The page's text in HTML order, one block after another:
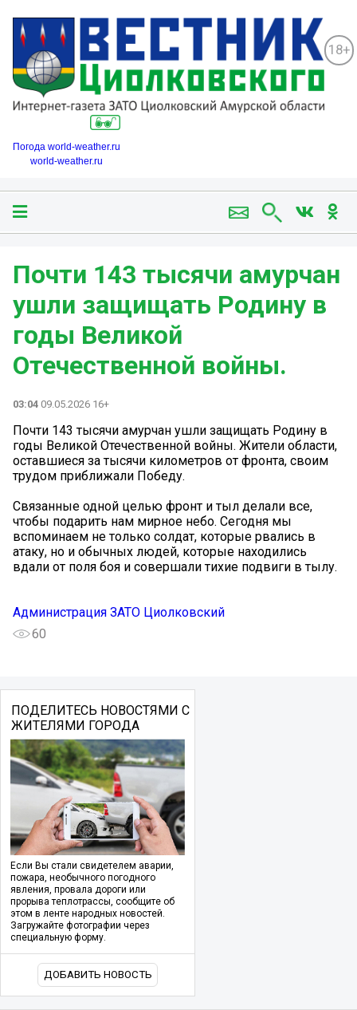
18+
Погода world-weather.ru
world-weather.ru
Почти 143 тысячи амурчан
ушли защищать Родину в
годы Великой
Отечественной войны.
03:04 09.05.2026 16+
Почти 143 тысячи амурчан ушли защищать Родину в
годы Великой Отечественной войны. Жители области,
оставшиеся за тысячи километров от фронта, своим
трудом приближали Победу.
Связанные одной целью фронт и тыл делали все,
чтобы подарить нам мирное небо. Сегодня мы
вспоминаем не только солдат, которые рвались в
атаку, но и обычных людей, которые находились
вдали от поля боя и совершали тихие подвиги в тылу.
Администрация ЗАТО Циолковский
60
ПОДЕЛИТЕСЬ НОВОСТЯМИ С
ЖИТЕЛЯМИ ГОРОДА
Если Вы стали свидетелем аварии,
пожара, необычного погодного
явления, провала дороги или
прорыва теплотрассы, сообщите об
этом в ленте народных новостей.
Загружайте фотографии через
специальную форму.
ДОБАВИТЬ НОВОСТЬ